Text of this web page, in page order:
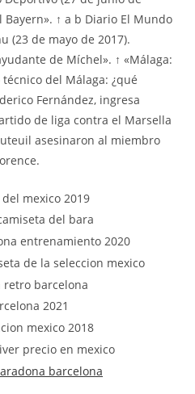
Bayern». ↑ a b Diario El Mundo
(23 de mayo de 2017).
de Míchel». ↑ «Málaga:
del Málaga: ¿qué
Fernández, ingresa
de liga contra el Marsella
asesinaron al miembro